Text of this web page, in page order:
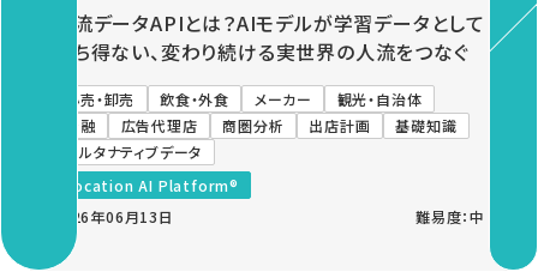
人流データAPIとは？AIモデルが学習データとして
持ち得ない、変わり続ける実世界の人流をつなぐ
小売・卸売 飲食・外食 メーカー
観光・自治体
金融
広告代理店 商圏分析 出店計画
基礎知識
オルタナティブデータ
Location AI Platform®
2026年06月13日
難易度：中